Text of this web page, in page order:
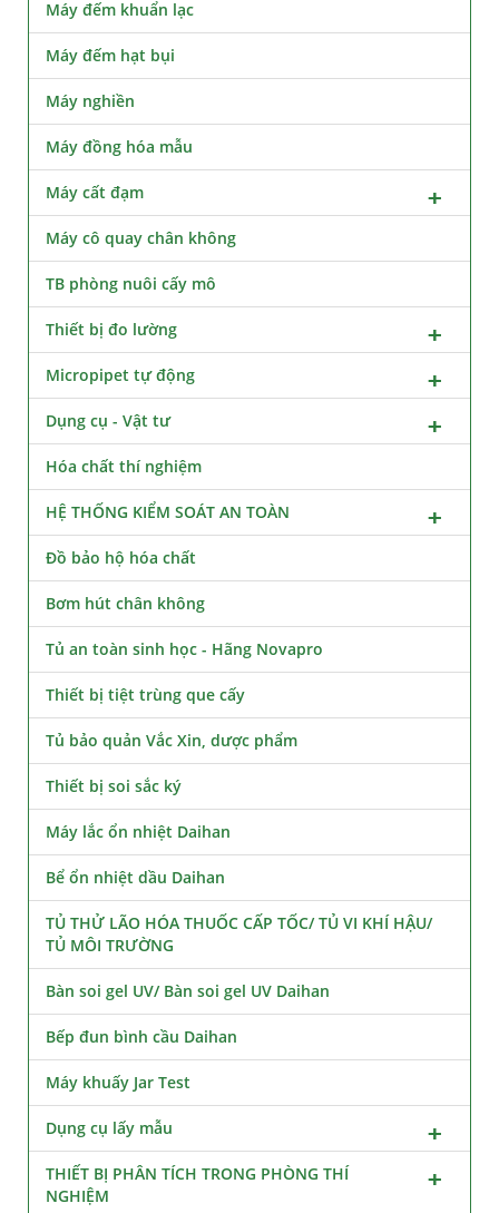
Máy đếm khuẩn lạc
Máy đếm hạt bụi
Máy nghiền
Máy đồng hóa mẫu
Máy cất đạm
Máy cô quay chân không
TB phòng nuôi cấy mô
Thiết bị đo lường
Micropipet tự động
Dụng cụ - Vật tư
Hóa chất thí nghiệm
HỆ THỐNG KIỂM SOÁT AN TOÀN
Đồ bảo hộ hóa chất
Bơm hút chân không
Tủ an toàn sinh học - Hãng Novapro
Thiết bị tiệt trùng que cấy
Tủ bảo quản Vắc Xin, dược phẩm
Thiết bị soi sắc ký
Máy lắc ổn nhiệt Daihan
Bể ổn nhiệt dầu Daihan
TỦ THỬ LÃO HÓA THUỐC CẤP TỐC/ TỦ VI KHÍ HẬU/
TỦ MÔI TRƯỜNG
Bàn soi gel UV/ Bàn soi gel UV Daihan
Bếp đun bình cầu Daihan
Máy khuấy Jar Test
Dụng cụ lấy mẫu
THIẾT BỊ PHÂN TÍCH TRONG PHÒNG THÍ
NGHIỆM